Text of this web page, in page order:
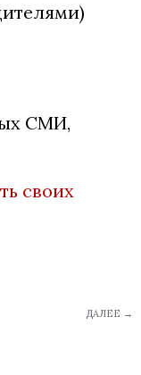
СМИ,
своих
ДАЛЕЕ →